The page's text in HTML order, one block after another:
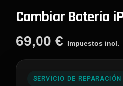
Cambiar Batería
69,00 € Impuestos incl.
SERVICIO DE REPARACIÓN